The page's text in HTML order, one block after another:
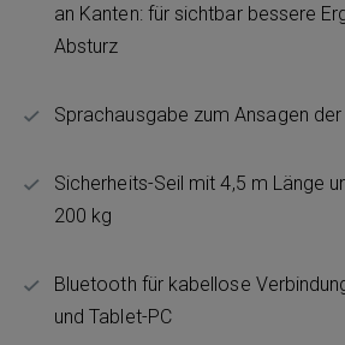
an Kanten: für sichtbar bessere
Absturz
Sprachausgabe zum Ansagen
Sicherheits-Seil mit 4,5 m Länge
200 kg
Bluetooth für kabellose
und Tablet-PC